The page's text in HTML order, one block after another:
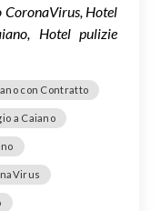
CoronaVirus, Hotel
Hotel pulizie
con Contratto
a Caiano